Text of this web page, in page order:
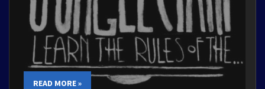
READ MORE »